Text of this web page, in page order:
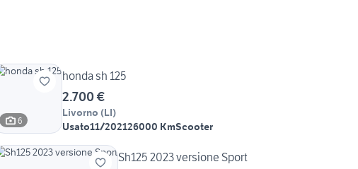
6
honda sh 125
2.700 €
Livorno (LI)
Usato11/202126000 KmScooter
Sh125 2023 versione Sport